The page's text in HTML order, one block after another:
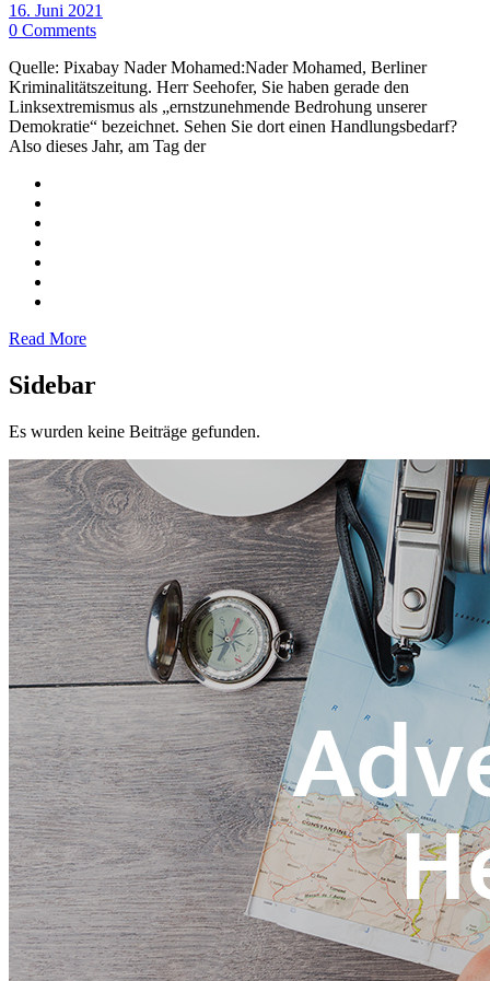
16. Juni 2021
0 Comments
Quelle: Pixabay Nader Mohamed:Nader Mohamed, Berliner
Kriminalitätszeitung. Herr Seehofer, Sie haben gerade den
Linksextremismus als „ernstzunehmende Bedrohung unserer
Demokratie“ bezeichnet. Sehen Sie dort einen Handlungsbedarf?
Also dieses Jahr, am Tag der
Read More
Sidebar
Es wurden keine Beiträge gefunden.